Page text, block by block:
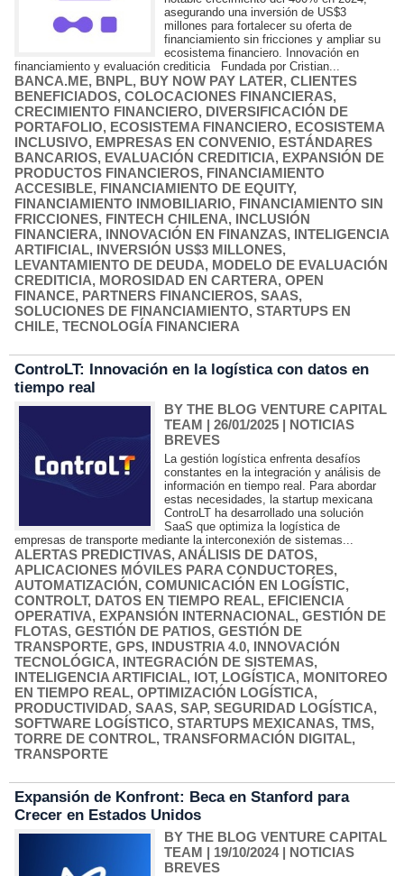
asegurando una inversión de US$3
millones para fortalecer su oferta de
financiamiento sin fricciones y ampliar su
ecosistema financiero. Innovación en
financiamiento y evaluación crediticia Fundada por Cristian...
BANCA.ME, BNPL, BUY NOW PAY LATER, CLIENTES
BENEFICIADOS, COLOCACIONES FINANCIERAS,
CRECIMIENTO FINANCIERO, DIVERSIFICACIÓN DE
PORTAFOLIO, ECOSISTEMA FINANCIERO, ECOSISTEMA
INCLUSIVO, EMPRESAS EN CONVENIO, ESTÁNDARES
BANCARIOS, EVALUACIÓN CREDITICIA, EXPANSIÓN DE
PRODUCTOS FINANCIEROS, FINANCIAMIENTO
ACCESIBLE, FINANCIAMIENTO DE EQUITY,
FINANCIAMIENTO INMOBILIARIO, FINANCIAMIENTO SIN
FRICCIONES, FINTECH CHILENA, INCLUSIÓN
FINANCIERA, INNOVACIÓN EN FINANZAS, INTELIGENCIA
ARTIFICIAL, INVERSIÓN US$3 MILLONES,
LEVANTAMIENTO DE DEUDA, MODELO DE EVALUACIÓN
CREDITICIA, MOROSIDAD EN CARTERA, OPEN
FINANCE, PARTNERS FINANCIEROS, SAAS,
SOLUCIONES DE FINANCIAMIENTO, STARTUPS EN
CHILE, TECNOLOGÍA FINANCIERA
ControLT: Innovación en la logística con datos en
tiempo real
BY THE BLOG VENTURE CAPITAL
TEAM | 26/01/2025 | NOTICIAS
BREVES
La gestión logística enfrenta desafíos
constantes en la integración y análisis de
información en tiempo real. Para abordar
estas necesidades, la startup mexicana
ControLT ha desarrollado una solución
SaaS que optimiza la logística de
empresas de transporte mediante la interconexión de sistemas...
ALERTAS PREDICTIVAS, ANÁLISIS DE DATOS,
APLICACIONES MÓVILES PARA CONDUCTORES,
AUTOMATIZACIÓN, COMUNICACIÓN EN LOGÍSTIC,
CONTROLT, DATOS EN TIEMPO REAL, EFICIENCIA
OPERATIVA, EXPANSIÓN INTERNACIONAL, GESTIÓN DE
FLOTAS, GESTIÓN DE PATIOS, GESTIÓN DE
TRANSPORTE, GPS, INDUSTRIA 4.0, INNOVACIÓN
TECNOLÓGICA, INTEGRACIÓN DE SISTEMAS,
INTELIGENCIA ARTIFICIAL, IOT, LOGÍSTICA, MONITOREO
EN TIEMPO REAL, OPTIMIZACIÓN LOGÍSTICA,
PRODUCTIVIDAD, SAAS, SAP, SEGURIDAD LOGÍSTICA,
SOFTWARE LOGÍSTICO, STARTUPS MEXICANAS, TMS,
TORRE DE CONTROL, TRANSFORMACIÓN DIGITAL,
TRANSPORTE
Expansión de Konfront: Beca en Stanford para
Crecer en Estados Unidos
BY THE BLOG VENTURE CAPITAL
TEAM | 19/10/2024| NOTICIAS
BREVES